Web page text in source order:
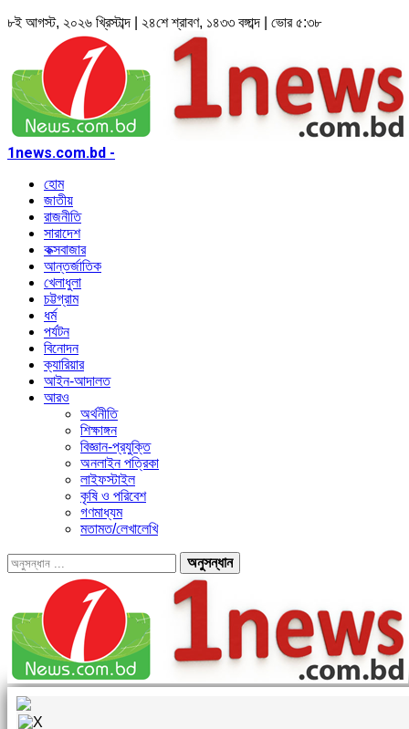
৮ই আগস্ট, ২০২৬ খ্রিস্টাব্দ | ২৪শে শ্রাবণ, ১৪৩৩ বঙ্গাব্দ | ভোর ৫:৩৮
1news.com.bd -
হোম
জাতীয়
রাজনীতি
সারাদেশ
কক্সবাজার
আন্তর্জাতিক
খেলাধুলা
চট্টগ্রাম
ধর্ম
পর্যটন
বিনোদন
ক্যারিয়ার
আইন-আদালত
আরও
অর্থনীতি
শিক্ষাঙ্গন
বিজ্ঞান-প্রযুক্তি
অনলাইন পত্রিকা
লাইফস্টাইল
কৃষি ও পরিবেশ
গণমাধ্যম
মতামত/লেখালেখি